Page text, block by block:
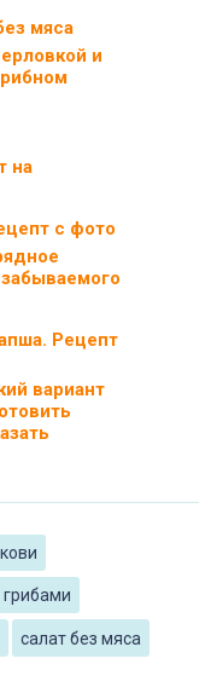
и
на
вариант
салат без мяса